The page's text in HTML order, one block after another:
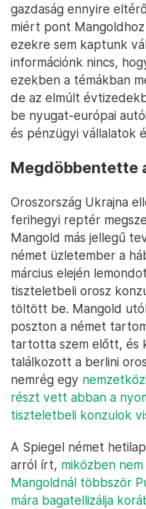
gazdaság ennyire
miért pont
ezekre sem kaptunk
információnk nincs,
ezekben a témákban
de az elmúlt
be nyugat-európai
és pénzügyi vállalatok
Megdöbbentette
Oroszország Ukrajna
ferihegyi reptér
Mangold más jellegű
német üzletember a
március elején
tiszteletbeli orosz
töltött be. Mangold
poszton a német
tartotta szem előtt, és
találkozott a berlini
nemrég egy
részt vett abban a
tiszteletbeli konzulok
A Spiegel német
arról írt, miközben
Mangoldnál többször
mára bagatellizálja